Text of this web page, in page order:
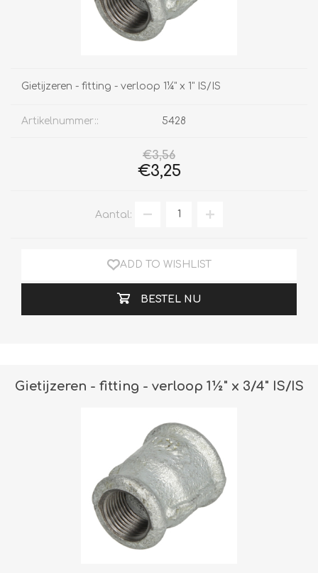
Gietijzeren - fitting - verloop 1¼" x 1" IS/IS
Artikelnummer:: 5428
€3,56
€3,25
Aantal:
ADD TO WISHLIST
BESTEL NU
Gietijzeren - fitting - verloop 1½" x 3/4" IS/IS